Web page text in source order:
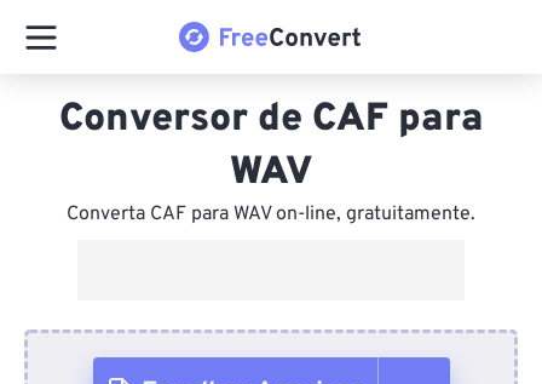
Conversor de CAF para
WAV
Converta CAF para WAV on-line, gratuitamente.